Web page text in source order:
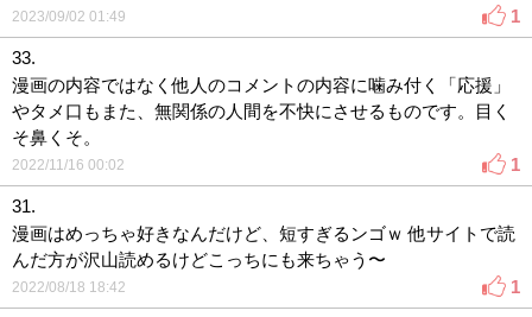
2023/09/02 01:49 1
33.
漫画の内容ではなく他人のコメントの内容に噛み付く「応援」
やタメ口もまた、無関係の人間を不快にさせるものです。目く
そ鼻くそ。
2022/11/16 00:02 1
31.
漫画はめっちゃ好きなんだけど、短すぎるンゴｗ 他サイトで読
んだ方が沢山読めるけどこっちにも来ちゃう〜
2022/08/18 18:42 1